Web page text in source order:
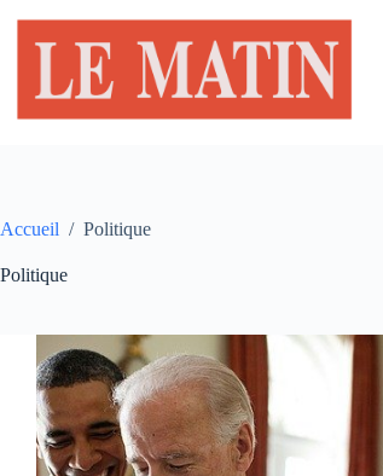
contenu
Accueil / Politique
Politique